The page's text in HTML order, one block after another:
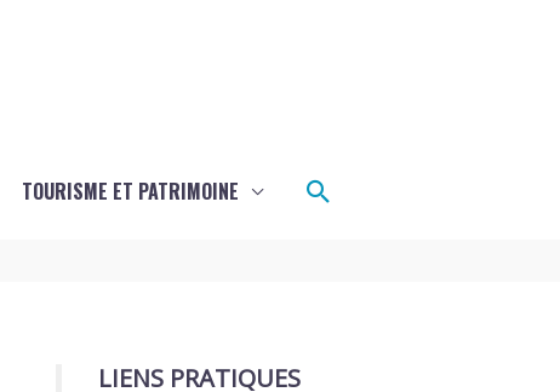
TOURISME ET PATRIMOINE Rechercher
LIENS PRATIQUES